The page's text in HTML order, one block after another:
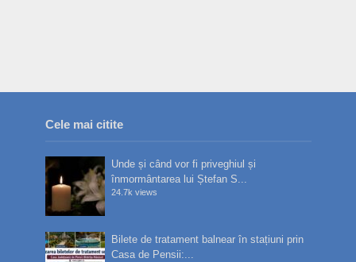
Cele mai citite
Unde și când vor fi priveghiul și
înmormântarea lui Ștefan S...
24.7k views
Bilete de tratament balnear în stațiuni prin
Casa de Pensii:...